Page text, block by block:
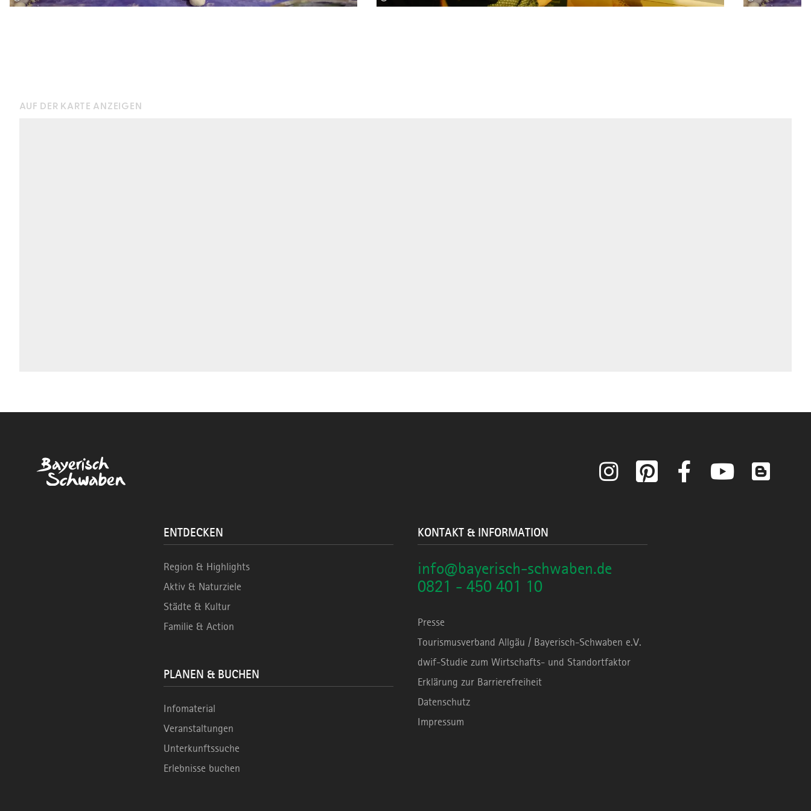
AUF DER KARTE ANZEIGEN
Instagram Pinterest Facebook YouTube
ENTDECKEN
Region & Highlights
Aktiv & Naturziele
Städte & Kultur
Familie & Action
PLANEN & BUCHEN
Infomaterial
Veranstaltungen
Unterkunftssuche
Erlebnisse buchen
KONTAKT & INFORMATION
info@bayerisch-schwaben.de
0821 - 450 401 10
Presse
Tourismusverband Allgäu / Bayerisch-Schwaben e.V.
dwif-Studie zum Wirtschafts- und Standortfaktor
Erklärung zur Barrierefreiheit
Datenschutz
Impressum